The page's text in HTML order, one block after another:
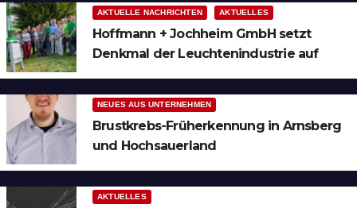
AKTUELLE NACHRICHTEN AKTUELLES
Hoffmann + Jochheim GmbH setzt
Denkmal der Leuchtenindustrie auf
NEUES AUS UNTERNEHMEN
Brustkrebs-Früherkennung in Arnsberg
und Hochsauerland
AKTUELLES